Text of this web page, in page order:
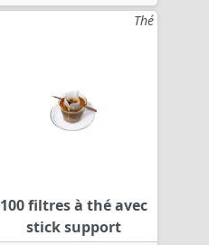
Thé
100 filtres à thé avec
stick support